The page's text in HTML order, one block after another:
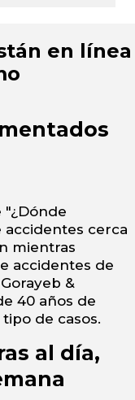
en línea
cerca
mientras
accidentes de
&
40 años de
de casos.
al día,